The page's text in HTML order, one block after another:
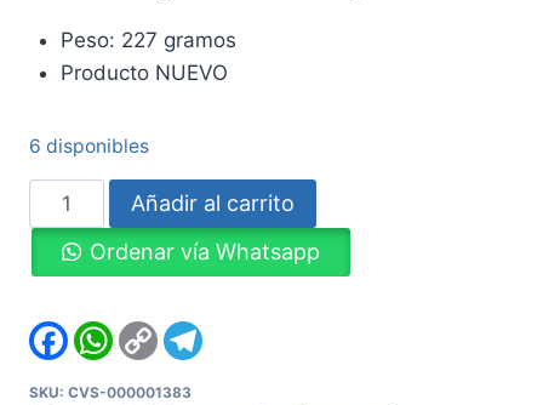
Peso: 227 gramos
Producto NUEVO
6 disponibles
Bombona
de
gas
de
227
gr
Añadir al carrito
Ordenar vía Whatsapp
FacebookWhatsApp
Copy
Link
SKU: CVS-000001383